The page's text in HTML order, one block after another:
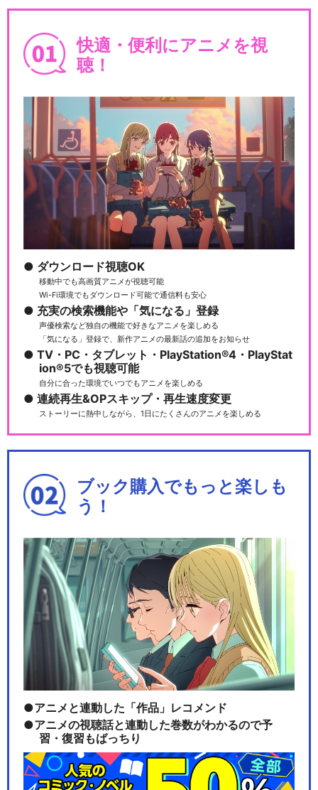
快適・便利にアニメを視
聴！
ダウンロード視聴OK
移動中でも高画質アニメが視聴可能
Wi-Fi環境でもダウンロード可能で通信料も安心
充実の検索機能や「気になる」登録
声優検索など独自の機能で好きなアニメを楽しめる
「気になる」登録で、新作アニメの最新話の追加をお知らせ
TV・PC・タブレット・PlayStation®4・PlayStat
ion®5でも視聴可能
自分に合った環境でいつでもアニメを楽しめる
連続再生&OPスキップ・再生速度変更
ストーリーに熱中しながら、1日にたくさんのアニメを楽しめる
ブック購入でもっと楽しも
う！
アニメと連動した「作品」レコメンド
アニメの視聴話と連動した巻数がわかるので予
習・復習もばっちり